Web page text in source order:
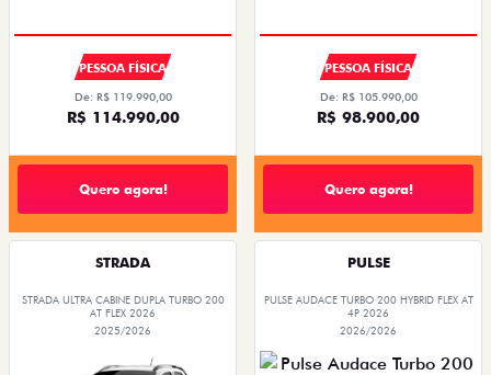
PESSOA FÍSICA
De: R$ 119.990,00
R$ 114.990,00
Quero agora!
PESSOA FÍSICA
De: R$ 105.990,00
R$ 98.900,00
Quero agora!
STRADA
STRADA ULTRA CABINE DUPLA TURBO 200
AT FLEX 2026
2025/2026
PULSE
PULSE AUDACE TURBO 200 HYBRID FLEX AT
4P 2026
2026/2026